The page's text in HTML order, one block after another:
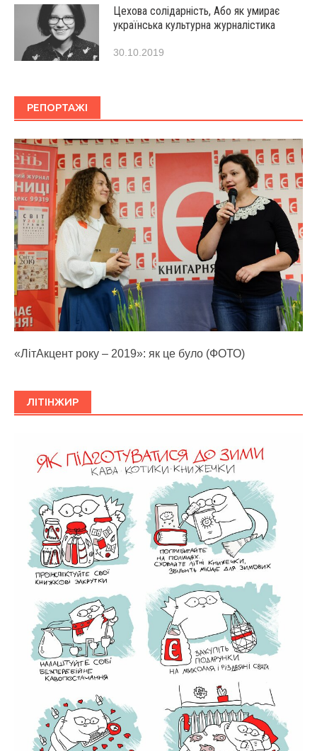
Цехова солідарність, Або як умирає
українська культурна журналістика
30.10.2019
РЕПОРТАЖІ
«ЛітАкцент року – 2019»: як це було (ФОТО)
ЛІТІНЖИР